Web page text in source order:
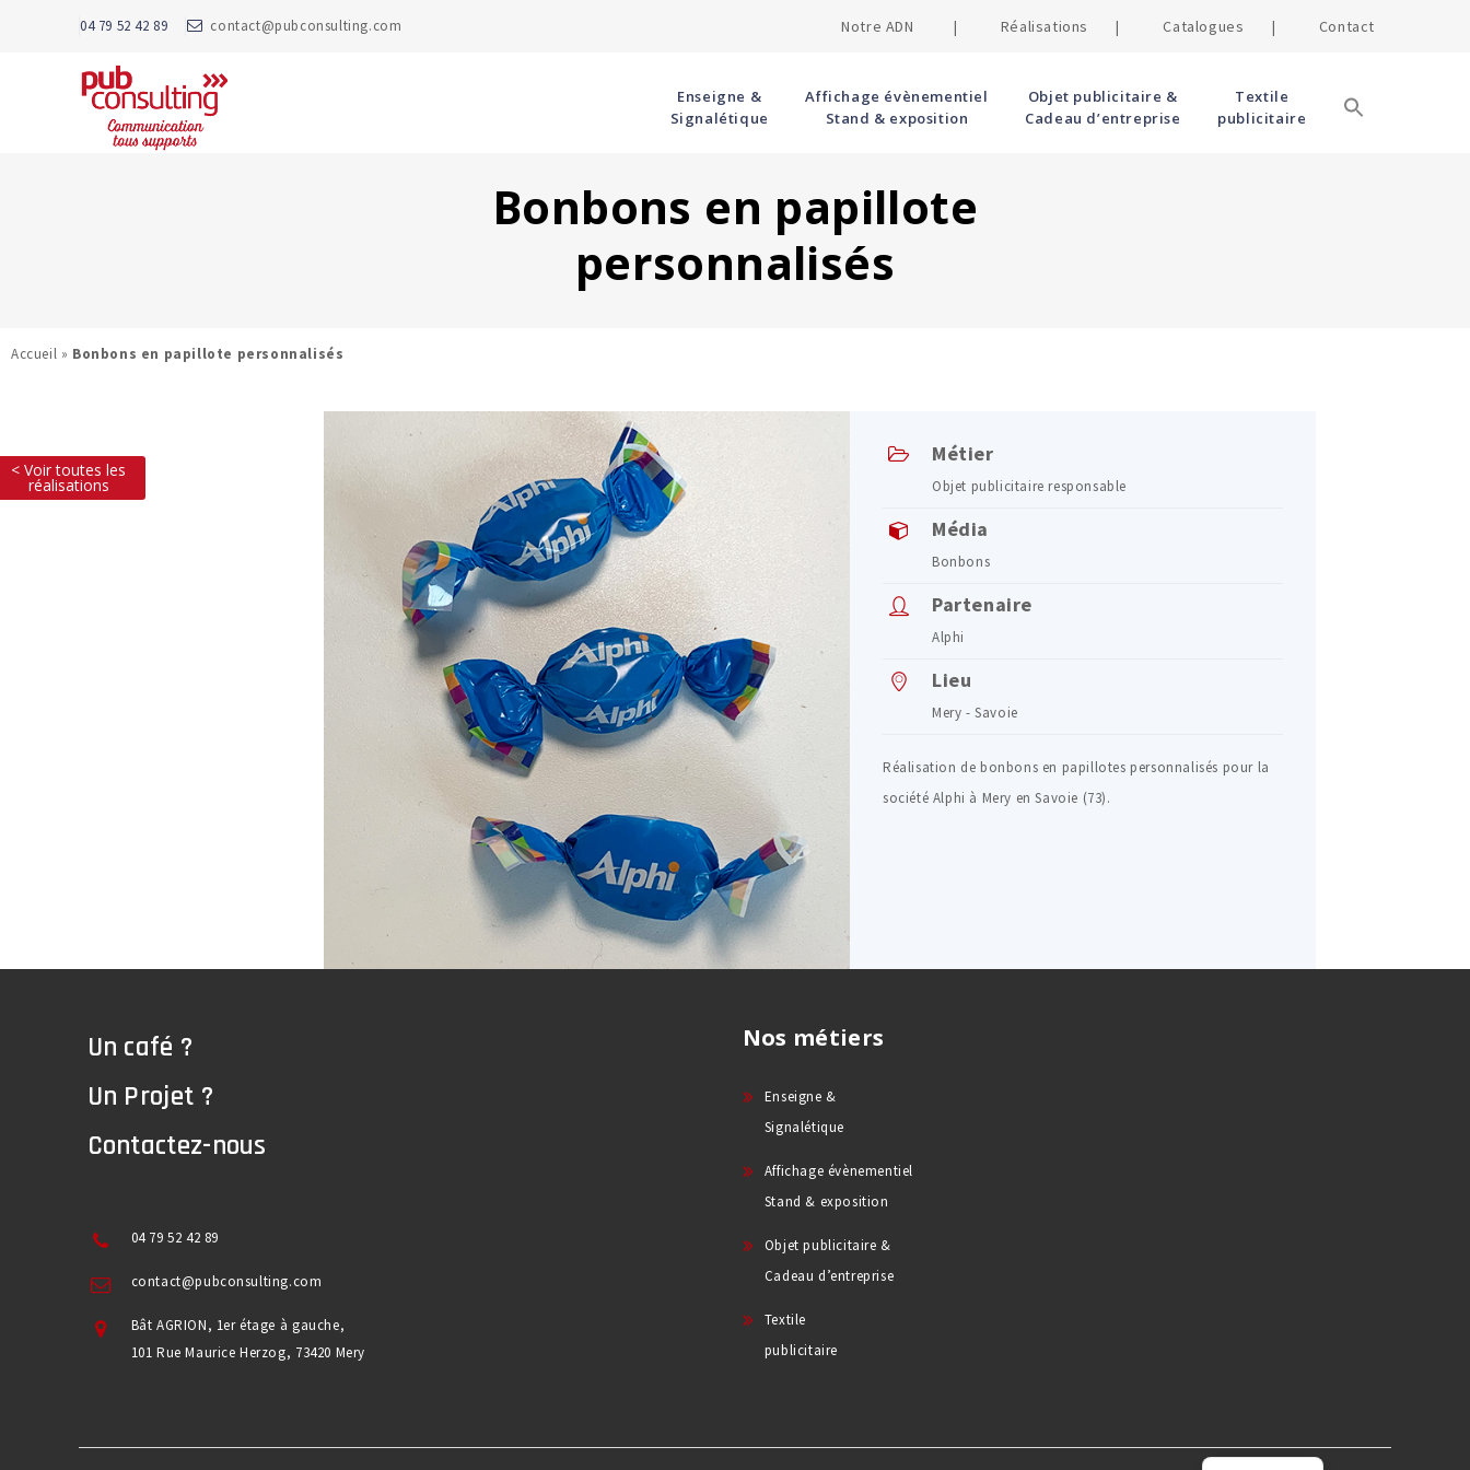
04 79 52 42 89 contact@pubconsulting.com Notre ADN | Réalisations | Catalogues | Contact
Enseigne &
Signalétique
Affichage évènementiel
Stand & exposition
Objet publicitaire &
Cadeau d’entreprise
Textile
publicitaire
Bonbons en papillote
personnalisés
Accueil » Bonbons en papillote personnalisés
< Voir toutes les
réalisations
Métier
Objet publicitaire responsable
Média
Bonbons
Partenaire
Alphi
Lieu
Mery - Savoie
Réalisation de bonbons en papillotes personnalisés pour la
société Alphi à Mery en Savoie (73).
Un café ?
Un Projet ?
Contactez-nous
04 79 52 42 89
contact@pubconsulting.com
Bât AGRION, 1er étage à gauche,
101 Rue Maurice Herzog, 73420 Mery
Nos métiers
Enseigne &
Signalétique
Affichage évènementiel
Stand & exposition
Objet publicitaire &
Cadeau d’entreprise
Textile
publicitaire